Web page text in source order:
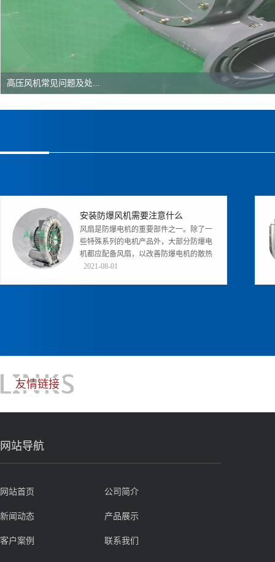
高压风机常见问题及处...
安装防爆风机需要注意什么
风扇是防爆电机的重要部件之一。除了一
些特殊系列的电机产品外，大部分防爆电
机都应配备风扇，以改善防爆电机的散热
条件。在同一地点设置多台边墙风机...
2021-08-01
友情链接
网站导航
网站首页 公司简介
新闻动态 产品展示
客户案例 联系我们